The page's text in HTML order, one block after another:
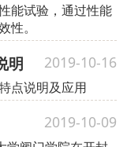
能试验，通过性能
性。
明 2019-10-16
点说明及应用
2019-10-09